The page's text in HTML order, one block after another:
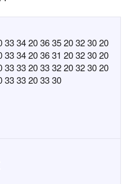
33 34 20 36 35 20 32 30 20
33 34 20 36 31 20 32 30 20
33 33 20 33 32 20 32 30 20
33 33 20 33 30